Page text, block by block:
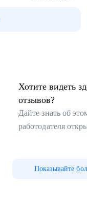
Хотите видеть
отзывов?
Дайте знать об
работодателя
Показывайте